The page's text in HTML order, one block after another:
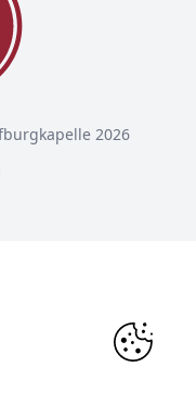
2026